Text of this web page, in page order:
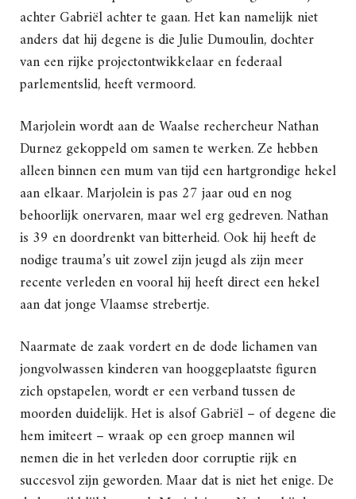
achter Gabriël achter te gaan. Het kan namelijk niet
anders dat hij degene is die Julie Dumoulin, dochter
van een rijke projectontwikkelaar en federaal
parlementslid, heeft vermoord.
Marjolein wordt aan de Waalse rechercheur Nathan
Durnez gekoppeld om samen te werken. Ze hebben
alleen binnen een mum van tijd een hartgrondige hekel
aan elkaar. Marjolein is pas 27 jaar oud en nog
behoorlijk onervaren, maar wel erg gedreven. Nathan
is 39 en doordrenkt van bitterheid. Ook hij heeft de
nodige trauma’s uit zowel zijn jeugd als zijn meer
recente verleden en vooral hij heeft direct een hekel
aan dat jonge Vlaamse strebertje.
Naarmate de zaak vordert en de dode lichamen van
jongvolwassen kinderen van hooggeplaatste figuren
zich opstapelen, wordt er een verband tussen de
moorden duidelijk. Het is alsof Gabriël – of degene die
hem imiteert – wraak op een groep mannen wil
nemen die in het verleden door corruptie rijk en
succesvol zijn geworden. Maar dat is niet het enige. De